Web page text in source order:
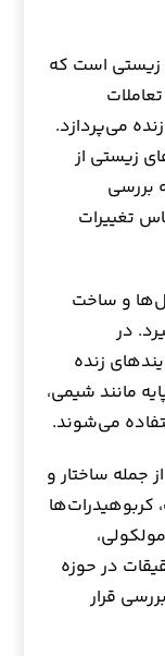
زیستی است که
می‌پردازد.
زیستی از
بررسی
تغییرات
و ساخت
در
زنده
مانند شیمی،
می‌شوند.
جمله ساختار و
کربوهیدرات‌ها
در حوزه
قرار